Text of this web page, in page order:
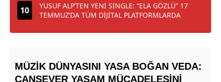
YUSUF ALP’TEN YENİ SINGLE: “ELA GÖZLÜ” 17
TEMMUZ’DA TÜM DİJİTAL PLATFORMLARDA
MÜZIK DÜNYASINI YASA BOĞAN VEDA:
CANSEVER YAŞAM MÜCADELESINI